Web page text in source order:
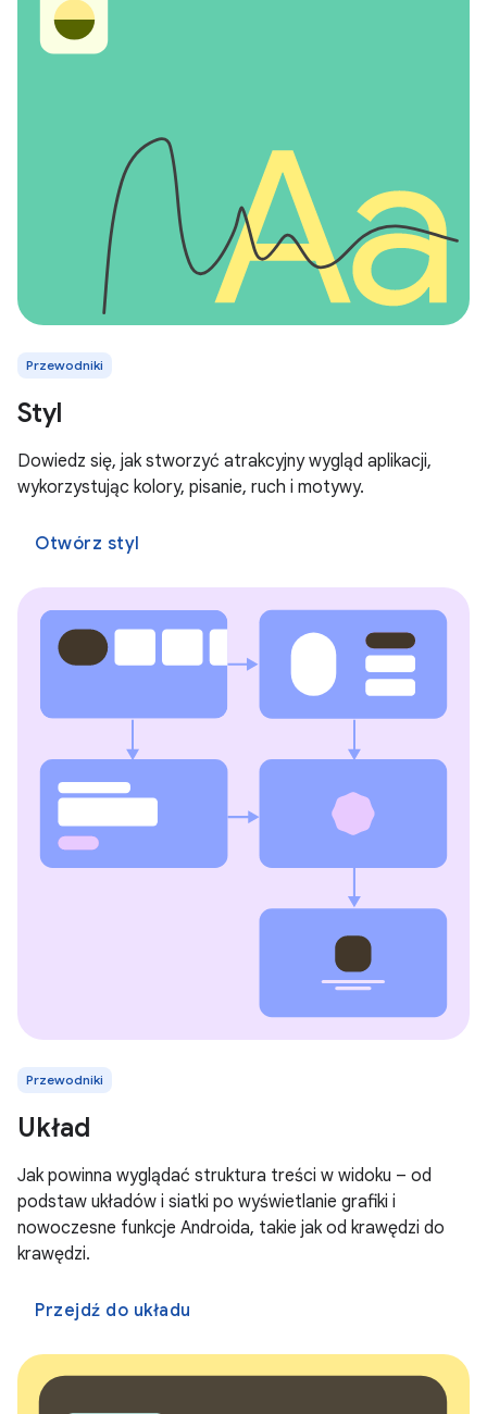
Przewodniki
Styl
Dowiedz się, jak stworzyć atrakcyjny wygląd aplikacji,
wykorzystując kolory, pisanie, ruch i motywy.
Otwórz styl
Przewodniki
Układ
Jak powinna wyglądać struktura treści w widoku – od
podstaw układów i siatki po wyświetlanie grafiki i
nowoczesne funkcje Androida, takie jak od krawędzi do
krawędzi.
Przejdź do układu